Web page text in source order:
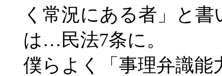
く常況にある者」と
は…民法7条に。
僕らよく「事理弁識